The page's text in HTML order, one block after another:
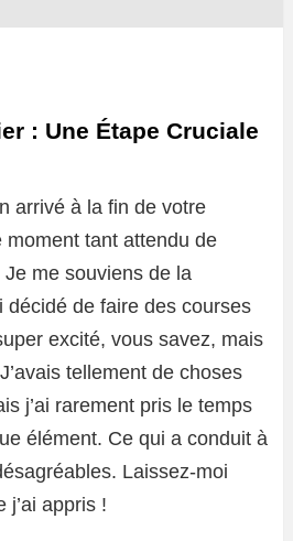
: Une Étape Cruciale
arrivé à la fin de votre
tant attendu de
me souviens de la
décidé de faire des courses
excité, vous savez, mais
tellement de choses
j’ai rarement pris le temps
élément. Ce qui a conduit à
Laissez-moi
j’ai appris !